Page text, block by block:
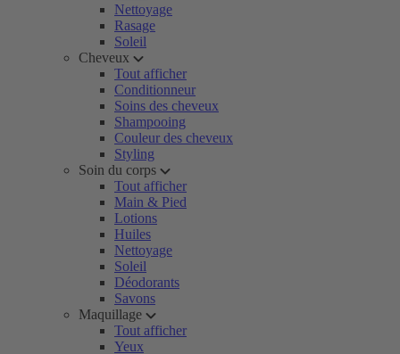
Nettoyage
Rasage
Soleil
Cheveux
Tout afficher
Conditionneur
Soins des cheveux
Shampooing
Couleur des cheveux
Styling
Soin du corps
Tout afficher
Main & Pied
Lotions
Huiles
Nettoyage
Soleil
Déodorants
Savons
Maquillage
Tout afficher
Yeux